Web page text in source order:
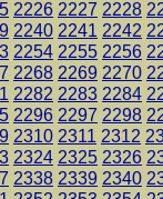
2226 2227 2228
2240 2241 2242
2254 2255 2256
2268 2269 2270
2282 2283 2284
2296 2297 2298
2310 2311 2312
2324 2325 2326
2338 2339 2340